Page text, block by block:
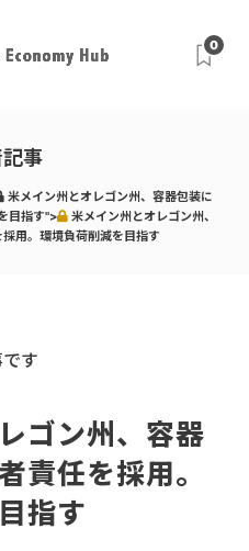
0
事
米メイン州とオレゴン州、容器包装に
目指す">
米メイン州とオレゴン州、
用。環境負荷削減を目指す
す
ゴン州、容器
責任を採用。
指す